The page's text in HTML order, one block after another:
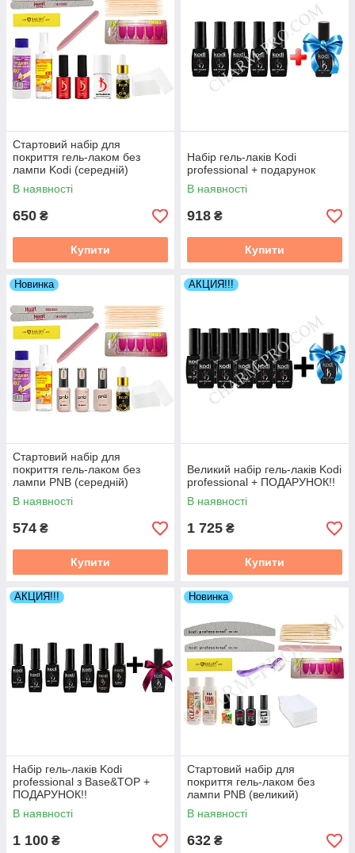
Стартовий набір для
покриття гель-лаком без
лампи Kodi (середній)
В наявності
650 ₴
Купити
Набір гель-лаків Kodi
professional + подарунок
В наявності
918 ₴
Купити
Новинка
Стартовий набір для
покриття гель-лаком без
лампи PNB (середній)
В наявності
574 ₴
Купити
АКЦИЯ!!!
Великий набір гель-лаків Kodi
professional + ПОДАРУНОК!!
В наявності
1 725 ₴
Купити
АКЦИЯ!!!
Набір гель-лаків Kodi
professional з Base&TOP +
ПОДАРУНОК!!
В наявності
1 100 ₴
Новинка
Стартовий набір для
покриття гель-лаком без
лампи PNB (великий)
В наявності
632 ₴